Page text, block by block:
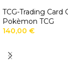
TCG-Trading Card
Pokèmon TCG
140,00 €